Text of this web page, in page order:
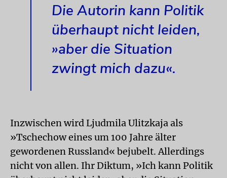
Die Autorin kann Politik
überhaupt nicht leiden,
»aber die Situation
zwingt mich dazu«.
Inzwischen wird Ljudmila Ulitzkaja als
»Tschechow eines um 100 Jahre älter
gewordenen Russland« bejubelt. Allerdings
nicht von allen. Ihr Diktum, »Ich kann Politik